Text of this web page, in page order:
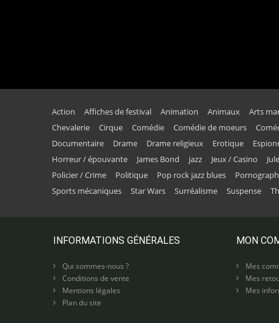
Action Affiches de festival Animation Animaux Arts
Chevalerie
Cirque Comédie Comédie de moeurs
Documentaire
Drame Drame religieux Erotique
Horreur / épouvante
James Bond jazz Jeux / Casino
Policier / Crime
Politique Pop rock jazz blues
Sports mécaniques
Star Wars Surréalisme Suspense
INFORMATIONS GÉNÉRALES
Qui sommes-nous ?
Conditions de vente
Mentions légales
Plan du site
MON
Mes
Mes
Mes